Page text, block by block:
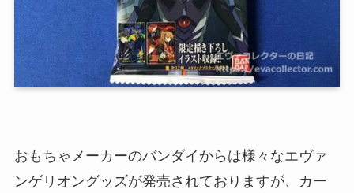
おもちゃメーカーのバンダイからは様々なエヴァ
ンゲリオングッズが発売されておりますが、カー